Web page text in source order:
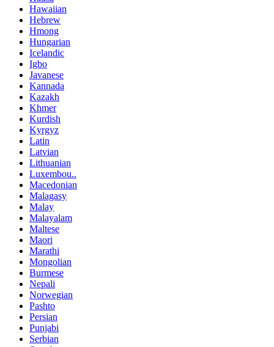
Hawaiian
Hebrew
Hmong
Hungarian
Icelandic
Igbo
Javanese
Kannada
Kazakh
Khmer
Kurdish
Kyrgyz
Latin
Latvian
Lithuanian
Luxembou..
Macedonian
Malagasy
Malay
Malayalam
Maltese
Maori
Marathi
Mongolian
Burmese
Nepali
Norwegian
Pashto
Persian
Punjabi
Serbian